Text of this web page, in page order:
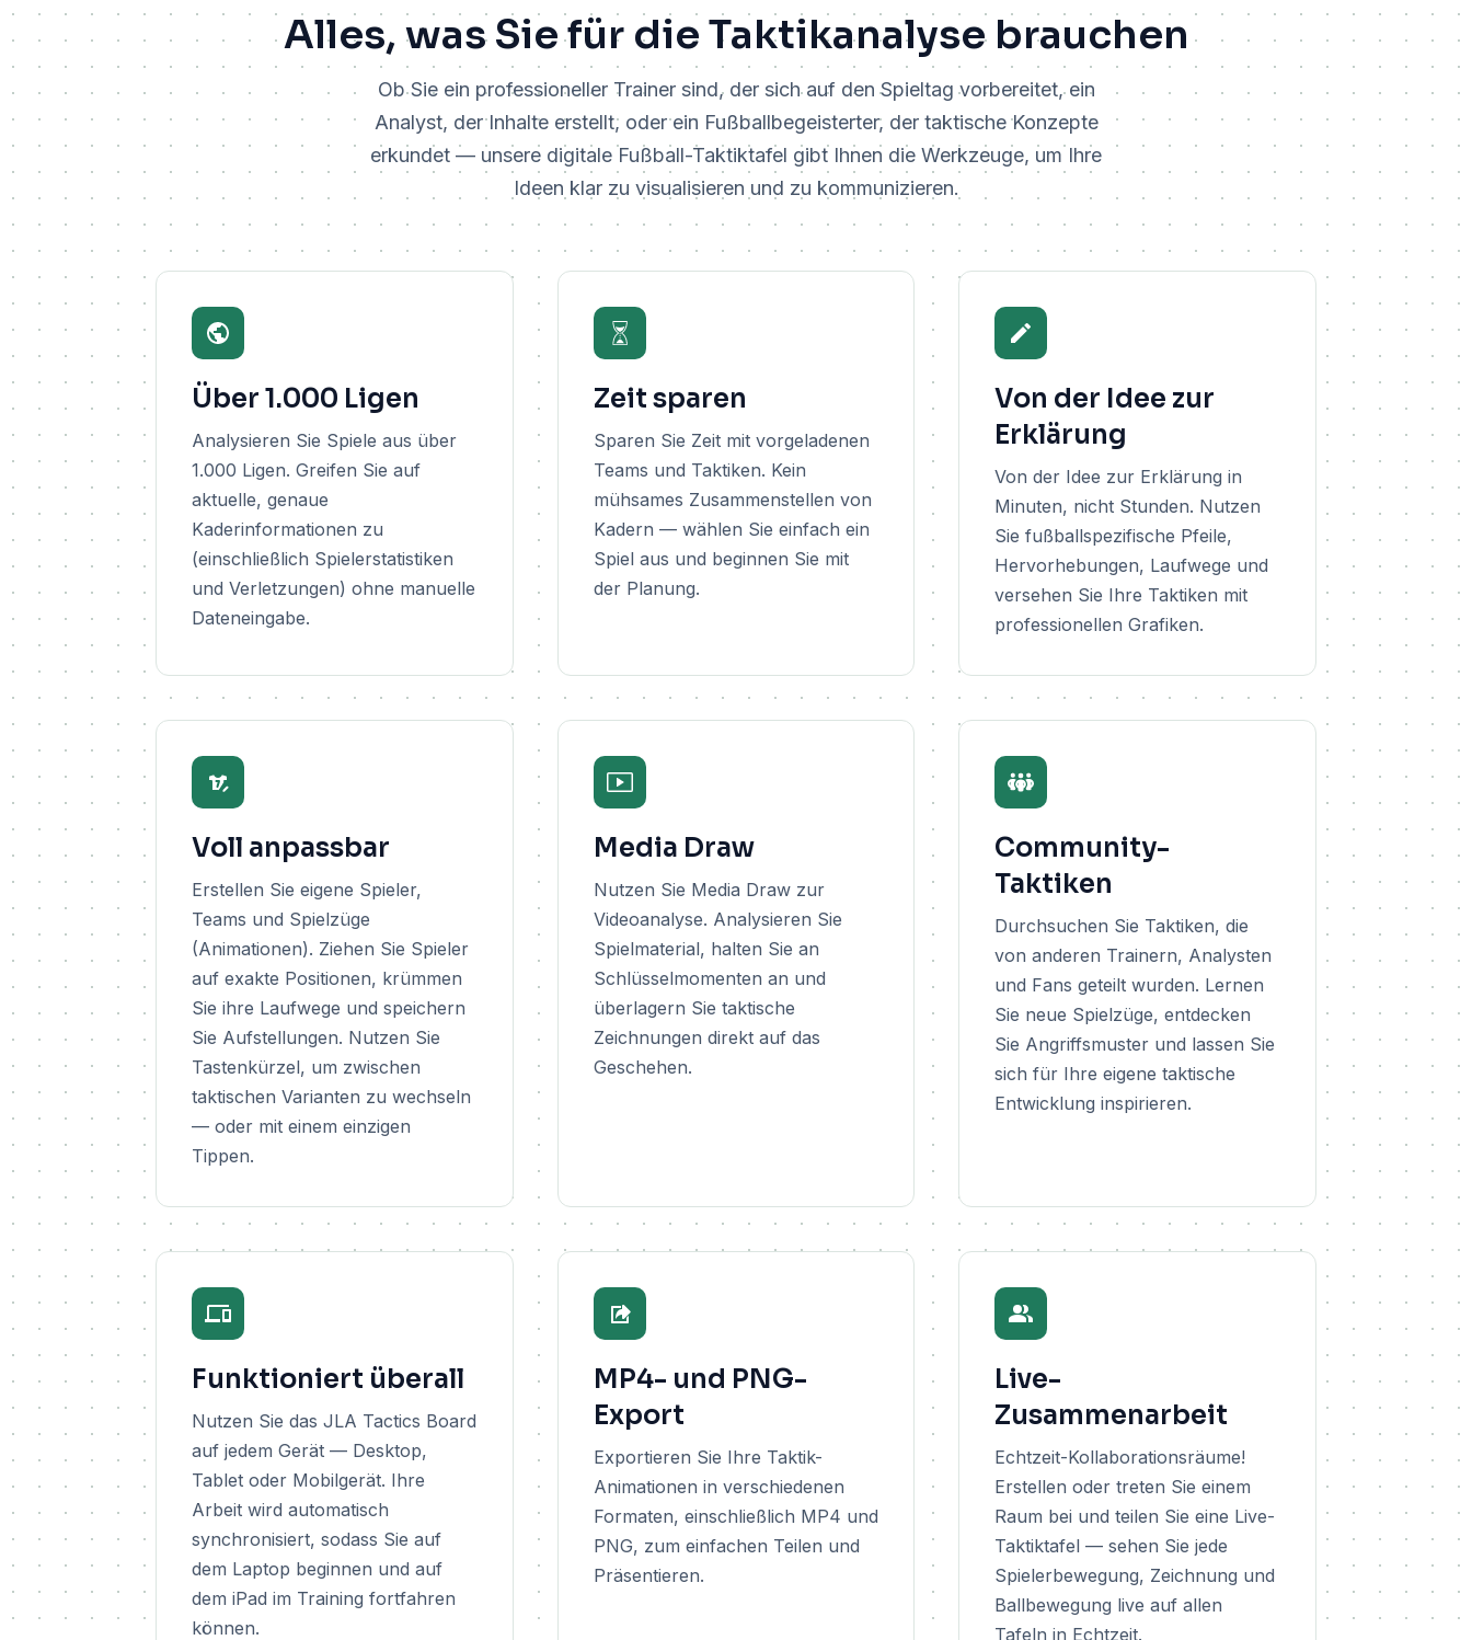
Alles, was Sie für die Taktikanalyse brauchen
Ob Sie ein professioneller Trainer sind, der sich auf den Spieltag vorbereitet, ein
Analyst, der Inhalte erstellt, oder ein Fußballbegeisterter, der taktische Konzepte
erkundet — unsere digitale Fußball-Taktiktafel gibt Ihnen die Werkzeuge, um Ihre
Ideen klar zu visualisieren und zu kommunizieren.
Über 1.000 Ligen
Analysieren Sie Spiele aus über
1.000 Ligen. Greifen Sie auf
aktuelle, genaue
Kaderinformationen zu
(einschließlich Spielerstatistiken
und Verletzungen) ohne manuelle
Dateneingabe.
Zeit sparen
Sparen Sie Zeit mit vorgeladenen
Teams und Taktiken. Kein
mühsames Zusammenstellen von
Kadern — wählen Sie einfach ein
Spiel aus und beginnen Sie mit
der Planung.
Von der Idee zur
Erklärung
Von der Idee zur Erklärung in
Minuten, nicht Stunden. Nutzen
Sie fußballspezifische Pfeile,
Hervorhebungen, Laufwege und
versehen Sie Ihre Taktiken mit
professionellen Grafiken.
Voll anpassbar
Erstellen Sie eigene Spieler,
Teams und Spielzüge
(Animationen). Ziehen Sie Spieler
auf exakte Positionen, krümmen
Sie ihre Laufwege und speichern
Sie Aufstellungen. Nutzen Sie
Tastenkürzel, um zwischen
taktischen Varianten zu wechseln
— oder mit einem einzigen
Tippen.
Media Draw
Nutzen Sie Media Draw zur
Videoanalyse. Analysieren Sie
Spielmaterial, halten Sie an
Schlüsselmomenten an und
überlagern Sie taktische
Zeichnungen direkt auf das
Geschehen.
Community-
Taktiken
Durchsuchen Sie Taktiken, die
von anderen Trainern, Analysten
und Fans geteilt wurden. Lernen
Sie neue Spielzüge, entdecken
Sie Angriffsmuster und lassen Sie
sich für Ihre eigene taktische
Entwicklung inspirieren.
Funktioniert überall
Nutzen Sie das JLA Tactics Board
auf jedem Gerät — Desktop,
Tablet oder Mobilgerät. Ihre
Arbeit wird automatisch
synchronisiert, sodass Sie auf
dem Laptop beginnen und auf
dem iPad im Training fortfahren
können.
MP4- und PNG-
Export
Exportieren Sie Ihre Taktik-
Animationen in verschiedenen
Formaten, einschließlich MP4 und
PNG, zum einfachen Teilen und
Präsentieren.
Live-
Zusammenarbeit
Echtzeit-Kollaborationsräume!
Erstellen oder treten Sie einem
Raum bei und teilen Sie eine Live-
Taktiktafel — sehen Sie jede
Spielerbewegung, Zeichnung und
Ballbewegung live auf allen
Tafeln in Echtzeit.